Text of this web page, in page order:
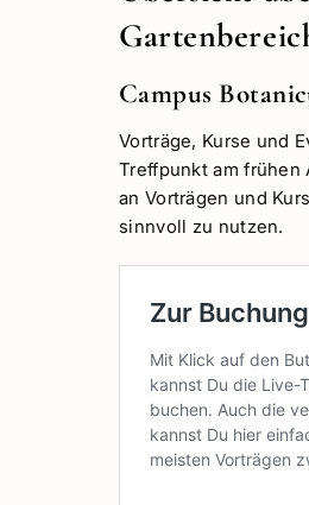
Campus
Vorträge, Kurse und
Treffpunkt am frühen
an Vorträgen und
sinnvoll zu nutzen.